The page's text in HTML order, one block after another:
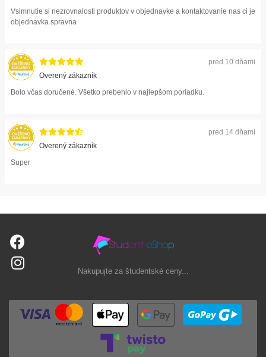
Vsimnutie si nezrovnalosti produktov v objednavke a kontaktovanie nas ci je
objednavka spravna
pred 10 dňami
Overený zákazník
Bolo včas doručené. Všetko prebehlo v najlepšom poriadku.
pred 14 dňami
Overený zákazník
Super
Nakupujte za študentské ceny...